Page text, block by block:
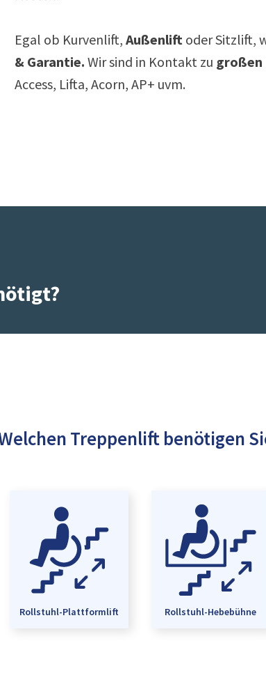
Egal ob Kurvenlift, Außenlift oder Sitzlift,
& Garantie. Wir sind in Kontakt zu großen
Access, Lifta, Acorn, AP+ uvm.
Treppenlift benötigen
Rollstuhl-Plattformlift Rollstuhl-Hebebühne